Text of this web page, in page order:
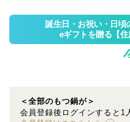
＜全部のもつ鍋が＞
会員登録後ログインすると1